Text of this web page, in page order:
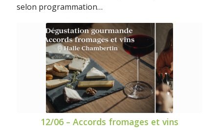
selon programmation…
12/06 – Accords fromages et vins